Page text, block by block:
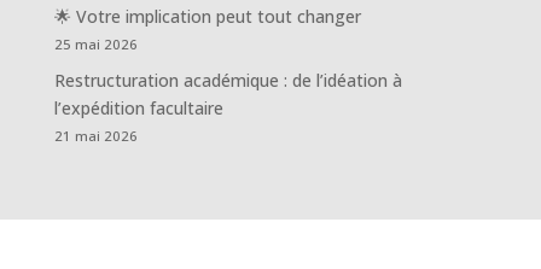
🌟 Votre implication peut tout changer
25 mai 2026
Restructuration académique : de l’idéation à
l’expédition facultaire
21 mai 2026